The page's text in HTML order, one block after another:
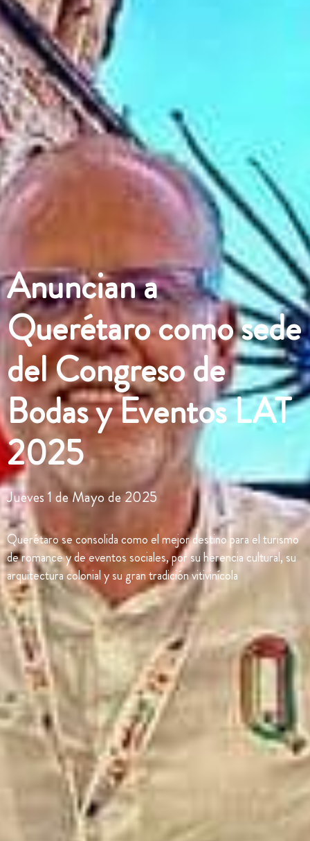
Anuncian a
Querétaro como sede
del Congreso de
Bodas y Eventos LAT
2025
Jueves 1 de Mayo de 2025
Querétaro se consolida como el mejor destino para el turismo
de romance y de eventos sociales, por su herencia cultural, su
arquitectura colonial y su gran tradición vitivinícola